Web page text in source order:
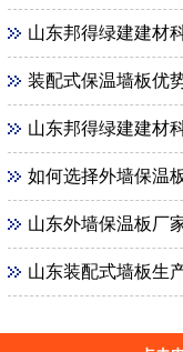
山东邦得绿建建材
装配式保温墙板优
山东邦得绿建建材科技有
如何选择外墙保温
山东外墙保温板厂
山东装配式墙板生